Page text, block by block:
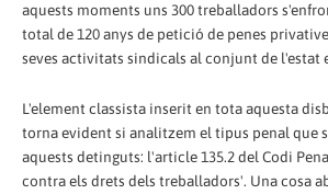
aquests moments uns 300 treballadors
total de 120 anys de petició de penes
seves activitats sindicals al conjunt de l'estat
L'element classista inserit en tota aquesta
torna evident si analitzem el tipus penal que
aquests detinguts: l'article 135.2 del Codi
contra els drets dels treballadors'. Una cosa